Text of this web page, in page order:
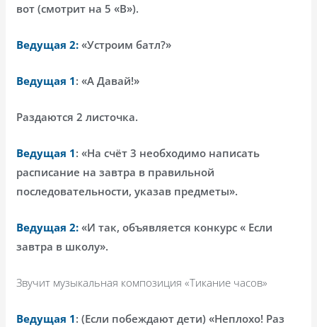
вот (смотрит на 5 «В»).
Ведущая 2: «Устроим батл?»
Ведущая 1: «А Давай!»
Раздаются 2 листочка.
Ведущая 1: «На счёт 3 необходимо написать
расписание на завтра в правильной
последовательности, указав предметы».
Ведущая 2: «И так, объявляется конкурс « Если
завтра в школу».
Звучит музыкальная композиция «Тикание часов»
Ведущая 1: (Если побеждают дети) «Неплохо! Раз